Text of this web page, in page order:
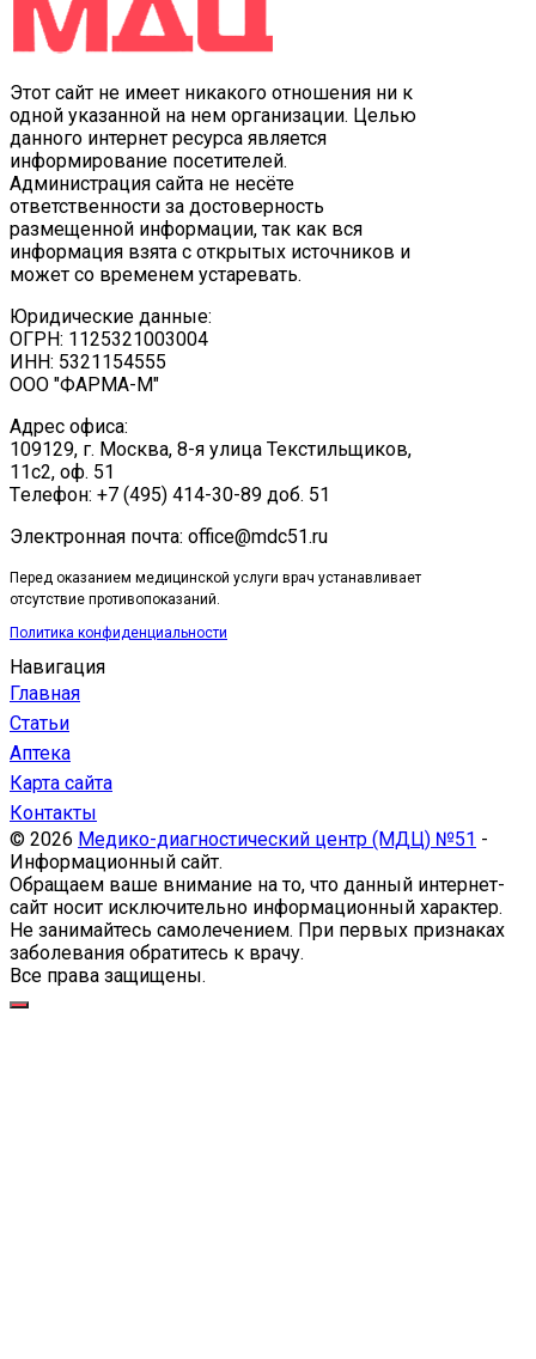
Этот сайт не имеет никакого отношения ни к
одной указанной на нем организации. Целью
данного интернет ресурса является
информирование посетителей.
Администрация сайта не несёте
ответственности за достоверность
размещенной информации, так как вся
информация взята с открытых источников и
может со временем устаревать.
Юридические данные:
ОГРН: 1125321003004
ИНН: 5321154555
ООО "ФАРМА-М"
Адрес офиса:
109129, г. Москва, ​8-я улица Текстильщиков,
11с2, оф. 51
Tелефон: +7 (495) 414-30-89 доб. 51
Электронная почта: office@mdc51.ru
Перед оказанием медицинской услуги врач устанавливает
отсутствие противопоказаний.
Политика конфиденциальности
Навигация
Главная
Статьи
Аптека
Карта сайта
Контакты
© 2026 Медико-диагностический центр (МДЦ) №51 -
Информационный сайт.
Обращаем ваше внимание на то, что данный интернет-
сайт носит исключительно информационный характер.
Не занимайтесь самолечением. При первых признаках
заболевания обратитесь к врачу.
Все права защищены.